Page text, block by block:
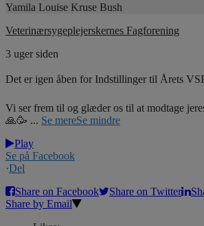
Yamila Louise Kruse Bush
Veterinærsygeplejerskernes Fagforening
3 uger siden
Det er igen åben for Indstillinger til Årets
Vi ser frem til og glæder os til at modtage
🙏🥳 ... Se mereSe mindre
Play
Se på Facebook
·Del
Share on Facebook
Share on Twitter
Share by Email